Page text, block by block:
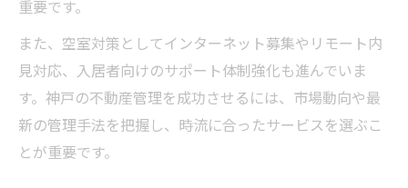
管理委託前に聞きたい重要な質問リスト
神戸で実績ある不動産管理会社の選定法
不動産管理費用の内訳と相場の把握方法
トラブル防止のための確認事項を解説
重要です。
また、空室対策としてインターネット募集やリモート内
見対応、入居者向けのサポート体制強化も進んでいま
す。神戸の不動産管理を成功させるには、市場動向や最
新の管理手法を把握し、時流に合ったサービスを選ぶこ
とが重要です。